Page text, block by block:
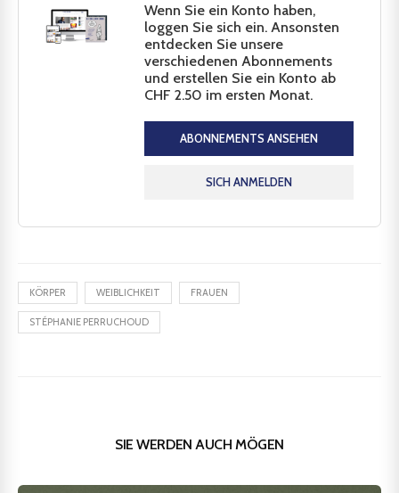
Wenn Sie ein Konto haben,
loggen Sie sich ein. Ansonsten
entdecken Sie unsere
verschiedenen Abonnements
und erstellen Sie ein Konto ab
CHF 2.50 im ersten Monat.
ABONNEMENTS ANSEHEN
SICH ANMELDEN
KÖRPER WEIBLICHKEIT FRAUEN
STÉPHANIE PERRUCHOUD
SIE WERDEN AUCH MÖGEN